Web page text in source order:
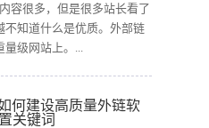
容很多，但是很多站长看了
不知道什么是优质。外部链
级网站上。...
何建设高质量外链软
关键词